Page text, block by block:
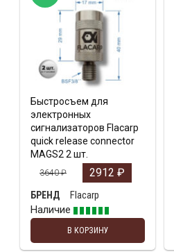
Быстросъем для
электронных
сигнализаторов Flacarp
quick release connector
MAGS2 2 шт.
3640₽ 2912 ₽
БРЕНД
Flacarp
Наличие
В КОРЗИНУ